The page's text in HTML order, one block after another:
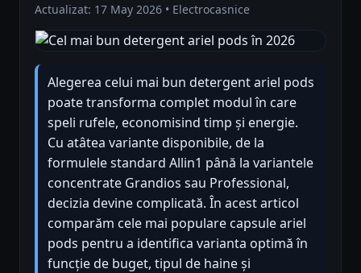
Actualizat: 17 May 2026 • Electrocasnice
Alegerea celui mai bun detergent ariel pods
poate transforma complet modul în care
speli rufele, economisind timp și energie.
Cu atâtea variante disponibile, de la
formulele standard Allin1 până la variantele
concentrate Grandios sau Professional,
decizia devine complicată. În acest articol
comparăm cele mai populare capsule ariel
pods pentru a identifica varianta optimă în
funcție de buget, tipul de haine și